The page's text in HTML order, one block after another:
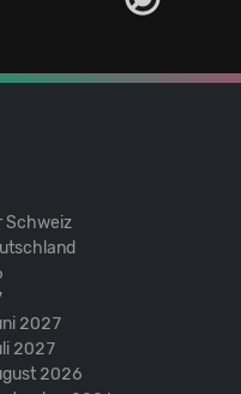
Schweiz
2027
2027
2026